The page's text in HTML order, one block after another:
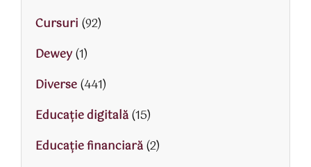
Cursuri (92)
Dewey(1)
Diverse(441)
Educaţie digitală(15)
Educaţie financiară(2)